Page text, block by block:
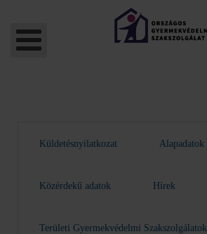
Küldetésnyilatkozat Alapadatok
Közérdekű adatok Hírek
Területi Gyermekvédelmi Szakszolgálatok